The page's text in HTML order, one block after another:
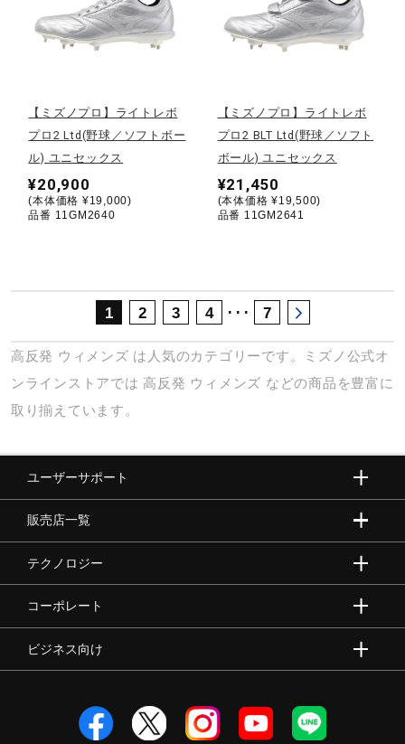
直営店一覧
【ミズノプロ】ライトレボ
プロ2 Ltd(野球／ソフトボー
ル) ユニセックス
¥20,900
(本体価格 ¥19,000)
品番 11GM2640
【ミズノプロ】ライトレボ
プロ2 BLT Ltd(野球／ソフト
ボール) ユニセックス
¥21,450
(本体価格 ¥19,500)
品番 11GM2641
1 2 3 4 ･･･ 7
高反発 ウィメンズ は人気のカテゴリーです。ミズノ公式オ
ンラインストアでは 高反発 ウィメンズ などの商品を豊富に
取り揃えています。
ユーザーサポート
販売店一覧
テクノロジー
コーポレート
ビジネス向け